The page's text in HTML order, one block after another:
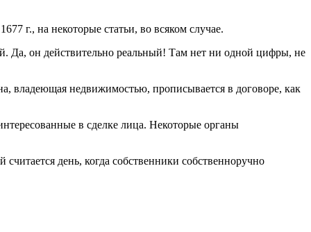
г., на некоторые статьи, во всяком случае.
Да, он действительно реальный! Там нет ни одной цифры, не
владеющая недвижимостью, прописывается в договоре, как
в сделке лица. Некоторые органы
день, когда собственники собственноручно